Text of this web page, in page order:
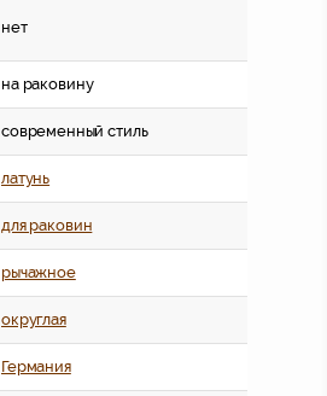
нет
на раковину
современный стиль
латунь
для раковин
рычажное
округлая
Германия